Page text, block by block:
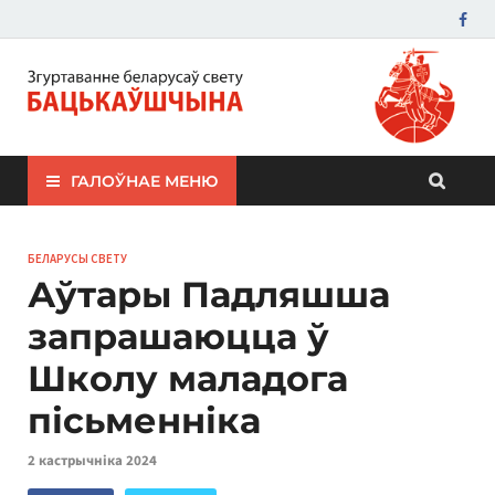
ЗБС "Бацькаўшчына"
ГАЛОЎНАЕ МЕНЮ
БЕЛАРУСЫ СВЕТУ
Аўтары Падляшша
запрашаюцца ў
Школу маладога
пісьменніка
2 кастрычніка 2024